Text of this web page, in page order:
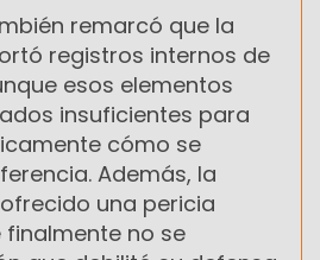
remarcó que la
registros internos de
esos elementos
insuficientes para
cómo se
Además, la
una pericia
no se